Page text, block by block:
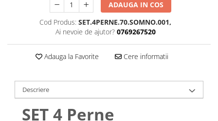
200x200cm
Culoarea
Neagra
ADAUGA IN COS
Cod Produs: SET.4PERNE.70.SOMNO.001,
Ai nevoie de ajutor? 0769267520
Adauga la Favorite Cere informatii
Descriere
SET 4 Perne